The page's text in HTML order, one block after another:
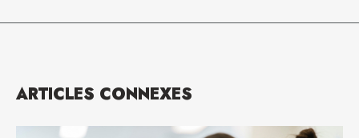
ARTICLES CONNEXES